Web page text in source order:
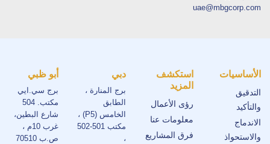
uae@mbgcorp.com
الأساسيات
التدقيق
والتأكيد
الاندماج
والاستحواذ
استكشف
المزيد
رؤى الأعمال
معلومات عنا
فرق المشاريع
دبي
برج المنارة ،
الطابق
الخامس (P5) ،
مكتب 501-502
،
أبو ظبي
برج سي.ايي
مكتب. 504
شارع البطين،
غرب 10م ،
ص.ب 70510